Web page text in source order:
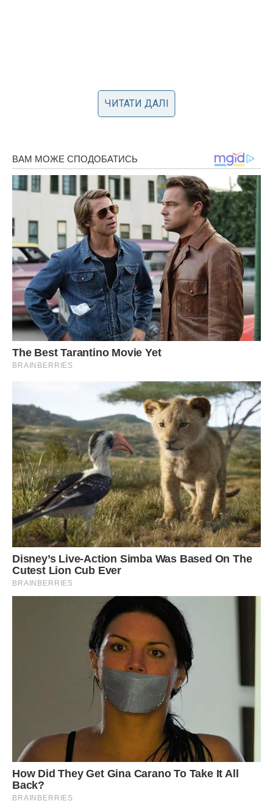
Хіба я зробив щось погане, коли просто захотів
розпорядитися своїми грошима за власним бажанням?
Чому професійний вибір брата, який він зробив багато
років тому, тепер має ставати моєю проблемою? Він
вчився на автомеханіка і знав, що це за професія, тоді як
я обрав шлях програміста і наполегливо працював для
успіху.
Я часто думаю про це вечорами. Можливо, в чомусь я був
занадто різким? Але з іншого боку, якби я віддав гроші,
то втратив би і їх, і повагу до себе. Він би ніколи їх не
повернув, я це знаю напевно. Люди, які вважають, що їм
всі винні, рідко відчувають обов’язок перед іншими.
Я купив квартиру. Тепер я живу в своєму домі, де ніхто не
диктує мені правила. Але цей осад залишився. Брат не
вітає мене з покупкою, він ніби викреслив мене зі свого
життя через мою відмову спонсорувати його комфорт.
Чи варто було намагатися пояснити йому щось ще раз?
Чи є сенс шукати компроміс там, де один хоче забрати
все, а інший хоче просто захистити своє? Мені здається,
що конфлікт був неминучим, адже наші погляди на життя
занадто різні.
Часто зустрічаю знайомих, які питають, як там Андрій, а я
не знаю, що й відповісти. Кажу, що все добре, хоча в душі
відчуваю велику пустку. Дуже важко, коли рідна людина
стає ворогом через грошове питання.
Люди кажуть, що гроші мають здатність виявляти
справжню суть. Хтось стає щедрішим, а хтось —
нестерпно жадібним. Я не відчуваю до брата жодної
ворожості, мені просто шкода, що він обрав такий шлях.
ЧИТАТИ ДАЛІ